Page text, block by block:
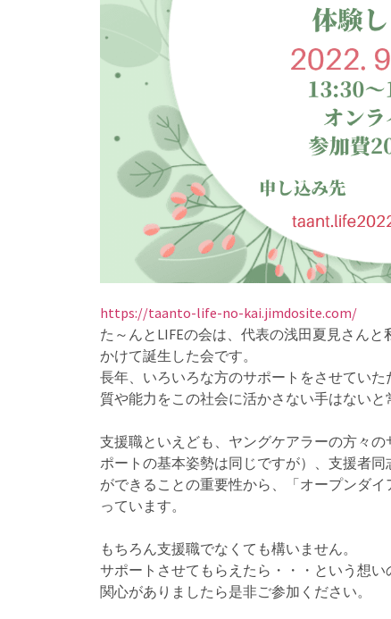
https://taanto-life-no-kai.jimdosite.com/
た～んとLIFEの会は、代表の浅田夏見さん
かけて誕生した会です。
長年、いろいろな方のサポートをさせてい
質や能力をこの社会に活かさない手はないと
支援職といえども、ヤングケアラーの方々
ポートの基本姿勢は同じですが）、支援者
ができることの重要性から、「オープンダ
っています。
もちろん支援職でなくても構いません。
サポートさせてもらえたら・・・という想い
関心がありましたら是非ご参加ください。